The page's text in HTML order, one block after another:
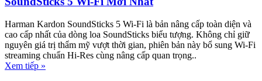
Harman Kardon SoundSticks 5 Wi-Fi là bản nâng cấp toàn diện và
cao cấp nhất của dòng loa SoundSticks biểu tượng. Không chỉ giữ
nguyên giá trị thẩm mỹ vượt thời gian, phiên bản này bổ sung Wi-Fi
streaming chuẩn Hi-Res cùng nâng cấp quan trọng..
Xem tiếp »